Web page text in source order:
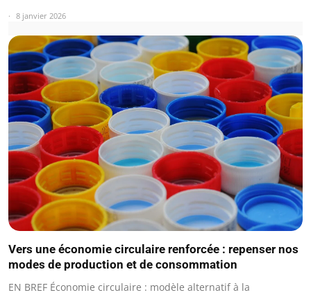
8 janvier 2026
Vers une économie circulaire renforcée : repenser nos
modes de production et de consommation
EN BREF Économie circulaire : modèle alternatif à la